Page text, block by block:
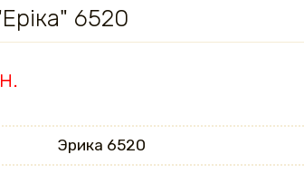
6520
Эрика 6520